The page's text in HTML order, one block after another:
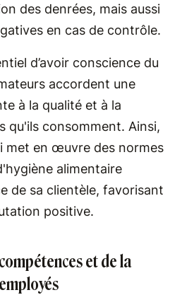
des denrées, mais aussi
en cas de contrôle.
d’avoir conscience du
accordent une
à la qualité et à la
qu'ils consomment. Ainsi,
met en œuvre des normes
alimentaire
de sa clientèle, favorisant
positive.
et de la